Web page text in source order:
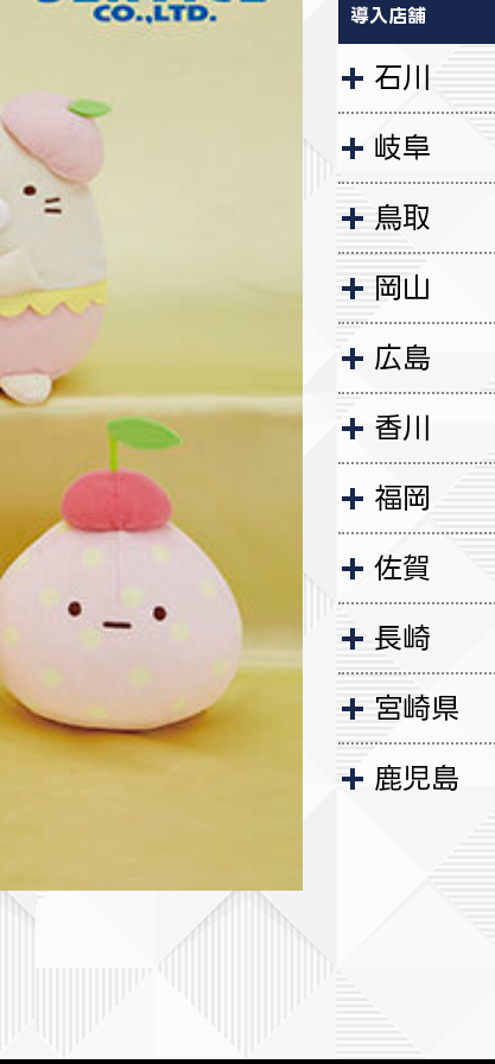
導入店舗
石川
岐阜
鳥取
岡山
広島
香川
福岡
佐賀
長崎
宮崎県
鹿児島